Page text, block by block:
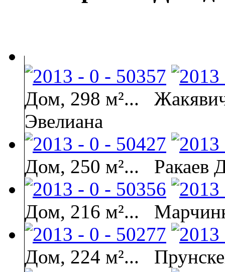
Дом, 298 м²...
Эвeлиaнa
Дом, 250 м²... Ракаев
Дом, 216 м²...
Дом, 224 м²...